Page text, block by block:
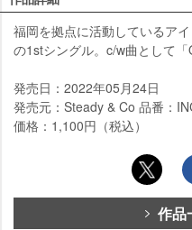
福岡を拠点に活動しているア
の1stシングル。c/w曲として「
発売日：2022年05月24日
発売元：Steady & Co 品番：
価格：1,100円（税込）
作品